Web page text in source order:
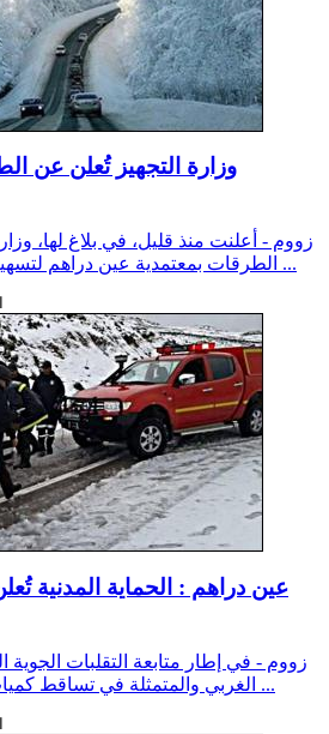
وزارة التجهيز تُعلن عن
زووم - أعلنت منذ قليل، في بلاغ لها،
الطرقات بمعتمدية عين دراهم لتسهيل حركة المرور لمستعمل ...
عين دراهم : الحماية المدنية
زووم - في إطار متابعة التقلبات
الغربي والمتمثلة في تساقط كميات متفاوتة الأهمية من الأم ...